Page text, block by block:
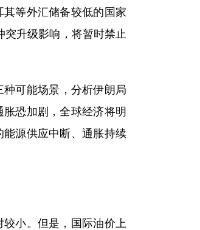
等外汇储备较低的国家
升级影响，将暂时禁止
可能场景，分析伊朗局
恐加剧，全球经济将明
源供应中断、通胀持续
小。但是，国际油价上